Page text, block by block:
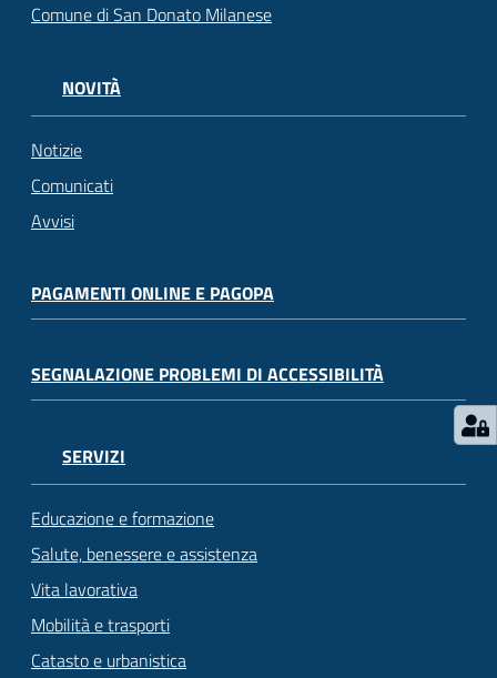
Comune di San Donato Milanese
NOVITÀ
Notizie
Comunicati
Avvisi
PAGAMENTI ONLINE E PAGOPA
SEGNALAZIONE PROBLEMI DI ACCESSIBILITÀ
SERVIZI
Educazione e formazione
Salute, benessere e assistenza
Vita lavorativa
Mobilità e trasporti
Catasto e urbanistica